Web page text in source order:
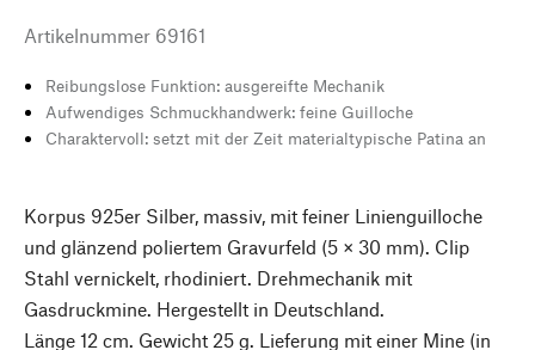
Artikelnummer 69161
Reibungslose Funktion: ausgereifte Mechanik
Aufwendiges Schmuckhandwerk: feine Guilloche
Charaktervoll: setzt mit der Zeit materialtypische Patina an
Korpus 925er Silber, massiv, mit feiner Linienguilloche
und glänzend poliertem Gravurfeld (5 × 30 mm). Clip
Stahl vernickelt, rhodiniert. Drehmechanik mit
Gasdruckmine. Hergestellt in Deutschland.
Länge 12 cm. Gewicht 25 g. Lieferung mit einer Mine (in